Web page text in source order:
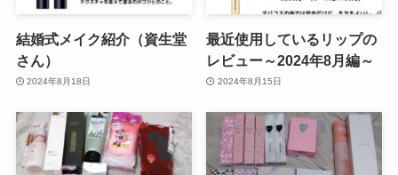
結婚式メイク紹介（資生堂
さん）
2024年8月18日
最近使用しているリップの
レビュー～2024年8月編～
2024年8月15日